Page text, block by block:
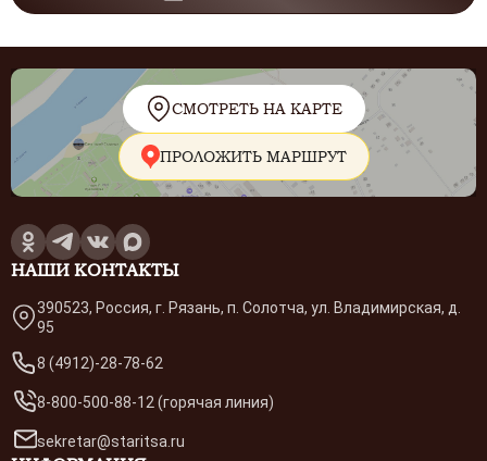
СМОТРЕТЬ НА КАРТЕ
ПРОЛОЖИТЬ МАРШРУТ
НАШИ КОНТАКТЫ
390523, Россия, г. Рязань, п. Солотча, ул. Владимирская, д.
95
8 (4912)-28-78-62
8-800-500-88-12 (горячая линия)
sekretar@staritsa.ru